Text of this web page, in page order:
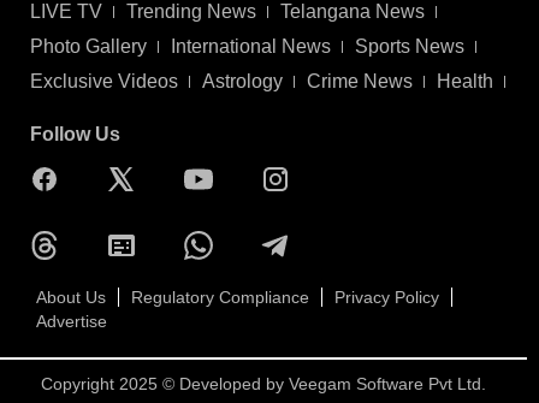
LIVE TV Trending News
Telangana News
Photo Gallery
International News
Sports News
Exclusive Videos
Astrology Crime News Health
Follow Us
About Us Regulatory Compliance
Privacy Policy
Advertise
Copyright 2025 © Developed by Veegam Software Pvt Ltd.